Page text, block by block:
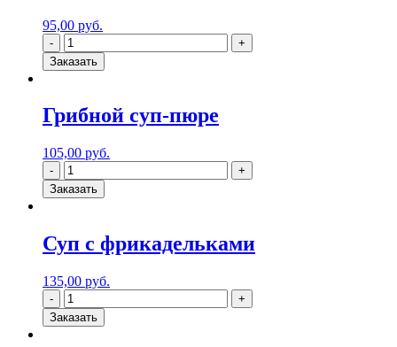
95,00 руб.
Заказать
Грибной суп-пюре
105,00 руб.
Заказать
Суп с фрикадельками
135,00 руб.
Заказать